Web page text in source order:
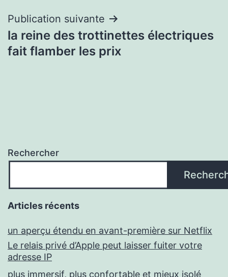
Publication suivante
la reine des trottinettes électriques
fait flamber les prix
Rechercher
Articles récents
un aperçu étendu en avant-première sur Netflix
Le relais privé d’Apple peut laisser fuiter votre
adresse IP
plus immersif, plus confortable et mieux isolé